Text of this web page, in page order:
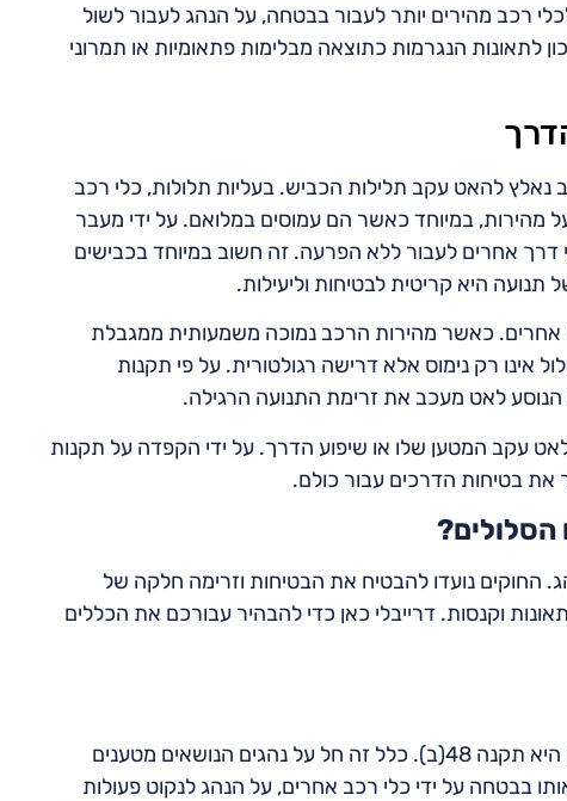
רכב מהירים יותר לעבור בבטחה, על הנהג לעבור לשול
לתאונות הנגרמות כתוצאה מבלימות פתאומיות או תמרוני
להאט עקב תלילות הכביש. בעליות תלולות, כלי רכב
מהירות, במיוחד כאשר הם עמוסים במלואם. על ידי מעבר
אחרים לעבור ללא הפרעה. זה חשוב במיוחד בכבישים
היא קריטית לבטיחות וליעילות.
כאשר מהירות הרכב נמוכה משמעותית ממגבלת
רק נימוס אלא דרישה רגולטורית. על פי תקנות
לאט מעכב את זרימת התנועה הרגילה.
עקב המטען שלו או שיפוע הדרך. על ידי הקפדה על תקנות
את בטיחות הדרכים עבור כולם.
הסלולים?
החוקים נועדו להבטיח את הבטיחות וזרימה חלקה של
וקנסות. דרייבלי כאן כדי להבהיר עבורכם את הכללים
אחת התקנות המרכזיות הנוגעות לנסיעה בשוליים הסלולים היא תקנה 48(ב). כלל זה חל על נהגים הנושאים מטענים
בבטחה על ידי כלי רכב אחרים, על הנהג לנקוט פעולות